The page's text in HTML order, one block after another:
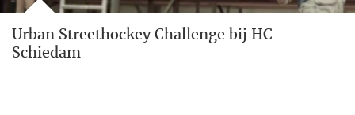
Urban Streethockey Challenge bij HC
Schiedam